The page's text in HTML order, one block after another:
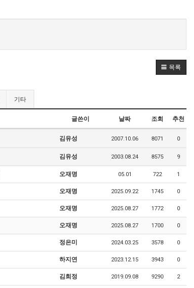
목록
기타
글쓴이 날짜 조회 추천
김유성 2007.10.06 8071 0
김유성 2003.08.24 8575 9
오재명 05.01 722 1
오재명 2025.09.22 1745 0
오재명 2025.08.27 1772 0
오재명 2025.08.27 1700 0
정은미 2024.03.25 3578 0
하지연 2023.12.15 3943 0
김희정 2019.09.08 9290 2